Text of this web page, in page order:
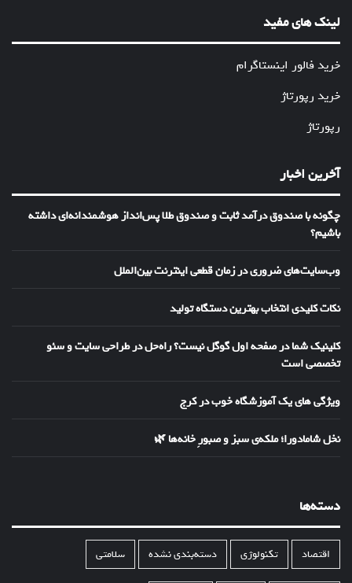
لینک های مفید
خرید فالور اینستاگرام
خرید رپورتاژ
رپورتاژ
آخرین اخبار
چگونه با صندوق درآمد ثابت و صندوق طلا پس‌انداز هوشمندانه‌ای داشته
باشیم؟
وب‌سایت‌های ضروری در زمان قطعی اینترنت بین‌الملل
نکات کلیدی انتخاب بهترین دستگاه تولید
کلینیک شما در صفحه اول گوگل نیست؟ راه‌حل در طراحی سایت و سئو
تخصصی است
ویژگی های یک آموزشگاه خوب در کرج
نخل شامادورا؛ ملکه‌ی سبز و صبورِ خانه‌ها 🌿
دسته‌ها
اقتصاد تکنولوژی دسته‌بندی نشده سلامتی